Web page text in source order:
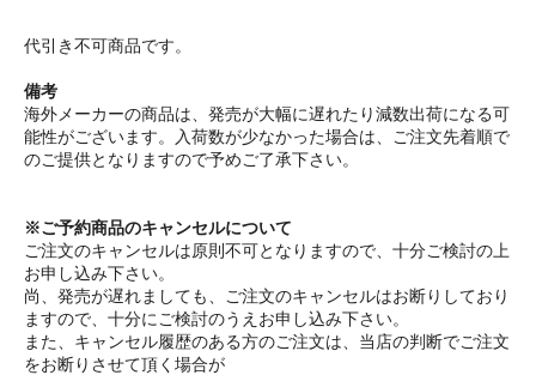
代引き不可商品です。
備考
海外メーカーの商品は、発売が大幅に遅れたり減数出荷になる可
能性がございます。入荷数が少なかった場合は、ご注文先着順で
のご提供となりますので予めご了承下さい。
※ご予約商品のキャンセルについて
ご注文のキャンセルは原則不可となりますので、十分ご検討の上
お申し込み下さい。
尚、発売が遅れましても、ご注文のキャンセルはお断りしており
ますので、十分にご検討のうえお申し込み下さい。
また、キャンセル履歴のある方のご注文は、当店の判断でご注文
をお断りさせて頂く場合が